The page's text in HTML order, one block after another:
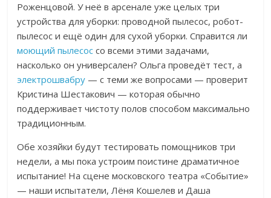
Роженцовой. У неё в арсенале уже целых три
устройства для уборки: проводной пылесос, робот-
пылесос и ещё один для сухой уборки.Справится ли
моющий пылесос со всеми этими задачами,
насколько он универсален? Ольга проведёт тест, а
электрошвабру — с теми же вопросами — проверит
Кристина Шестакович — которая обычно
поддерживает чистоту полов способом максимально
традиционным.
Обе хозяйки будут тестировать помощников три
недели, а мы пока устроим поистине драматичное
испытание! На сцене московского театра «Событие»
— наши испытатели, Лёня Кошелев и Даша